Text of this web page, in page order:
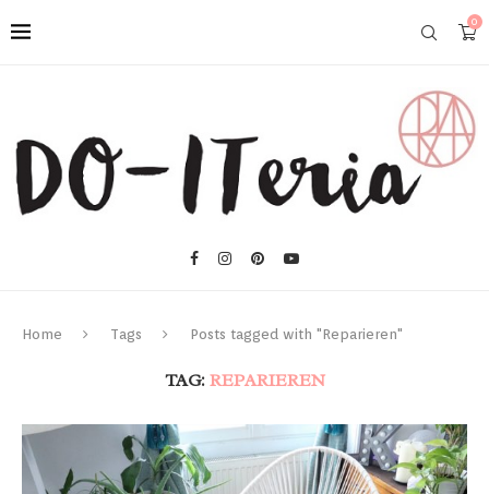
0
Home Tags Posts tagged with "Reparieren"
TAG: REPARIEREN